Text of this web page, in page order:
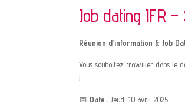
Job dating IFR
Réunion d’information & Job
Vous souhaitez travailler dans le
!
📅 Date : Jeudi 10 avril 2025